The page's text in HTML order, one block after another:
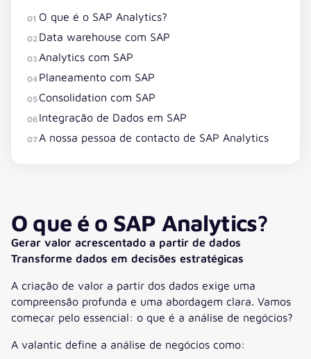
01 O que é o SAP Analytics?
02 Data warehouse com SAP
03 Analytics com SAP
04 Planeamento com SAP
05 Consolidation com SAP
06 Integração de Dados em SAP
07 A nossa pessoa de contacto de SAP Analytics
O que é o SAP Analytics?
Gerar valor acrescentado a partir de dados
Transforme dados em decisões estratégicas
A criação de valor a partir dos dados exige uma
compreensão profunda e uma abordagem clara. Vamos
começar pelo essencial: o que é a análise de negócios?
A valantic define a análise de negócios como: